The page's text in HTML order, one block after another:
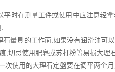
时在测量工件或使用中应注意轻
具的工作面,如果没有润滑油可
切忌使用肥皂或苏打粉等易损大理
使用的大理石定盤要在调平两个月